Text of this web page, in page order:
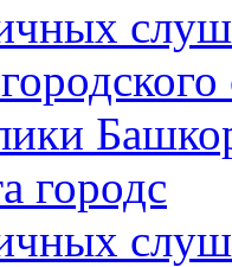
городс